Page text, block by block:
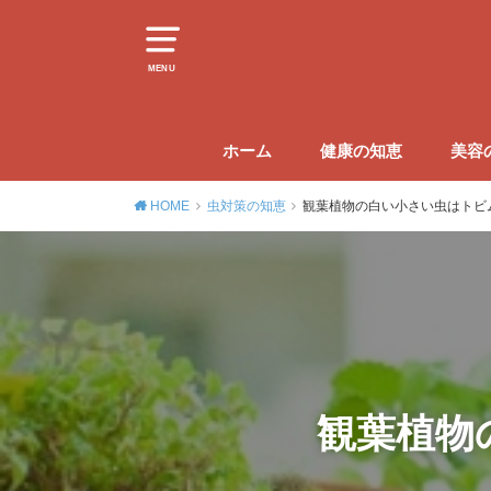
MENU
ホーム 健康の知恵 美容
HOME 虫対策の知恵 観葉植物の白い小さい虫はト
観葉植物